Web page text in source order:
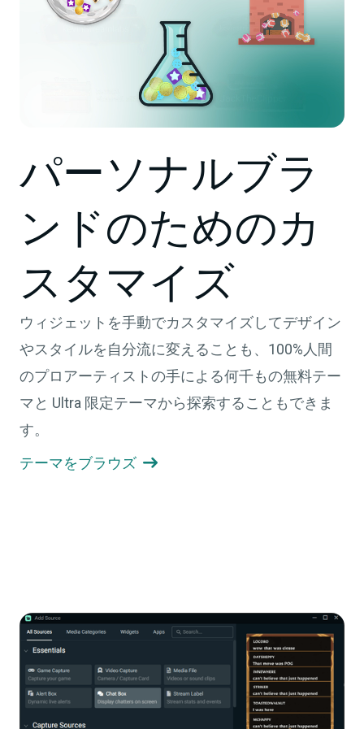
パーソナルブラ
ンドのためのカ
スタマイズ
ウィジェットを手動でカスタマイズしてデザイン
やスタイルを自分流に変えることも、100%人間
のプロアーティストの手による何千もの無料テー
マと Ultra 限定テーマから探索することもできま
す。
テーマをブラウズ 